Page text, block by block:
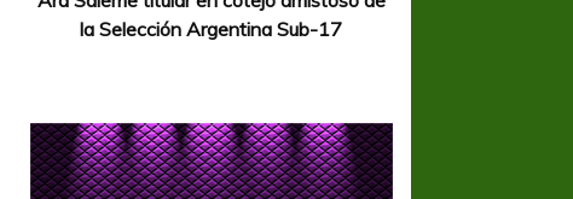
la Selección Argentina Sub-17